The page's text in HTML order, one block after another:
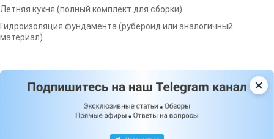
Летняя кухня (полный комплект для сборки)
Гидроизоляция фундамента (рубероид или аналогичный
материал)